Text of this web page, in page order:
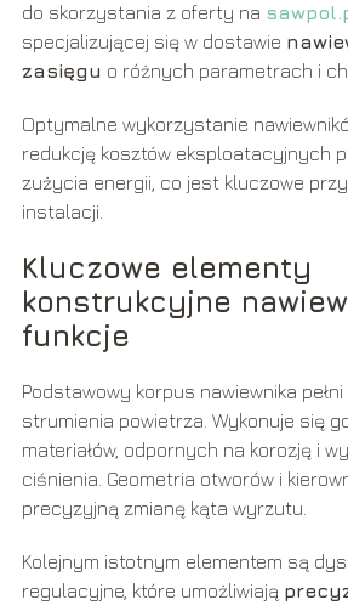
do skorzystania z oferty na
specjalizującej się w dostawie
zasięgu o różnych parametrach i
Optymalne wykorzystanie
redukcję kosztów eksploatacyjnych
zużycia energii, co jest kluczowe
instalacji.
Kluczowe elementy
konstrukcyjne
funkcje
Podstawowy korpus nawiewnika
strumienia powietrza. Wykonuje się
materiałów, odpornych na korozję i
ciśnienia. Geometria otworów i
precyzyjną zmianę kąta wyrzutu.
Kolejnym istotnym elementem są
regulacyjne, które umożliwiają